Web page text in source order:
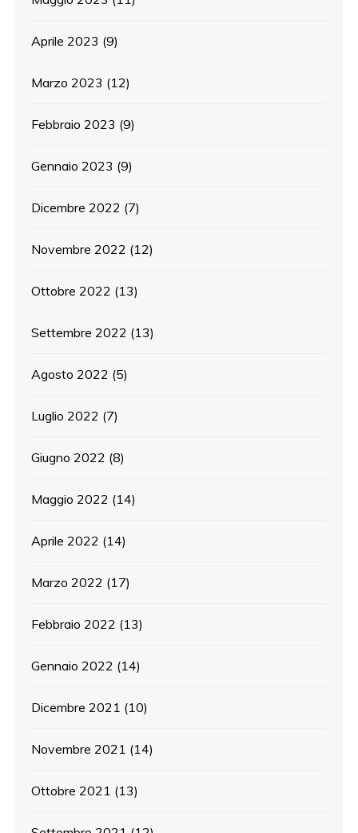
Aprile 2023 (9)
Marzo 2023 (12)
Febbraio 2023 (9)
Gennaio 2023 (9)
Dicembre 2022 (7)
Novembre 2022 (12)
Ottobre 2022 (13)
Settembre 2022 (13)
Agosto 2022 (5)
Luglio 2022 (7)
Giugno 2022 (8)
Maggio 2022 (14)
Aprile 2022 (14)
Marzo 2022 (17)
Febbraio 2022 (13)
Gennaio 2022 (14)
Dicembre 2021 (10)
Novembre 2021 (14)
Ottobre 2021 (13)